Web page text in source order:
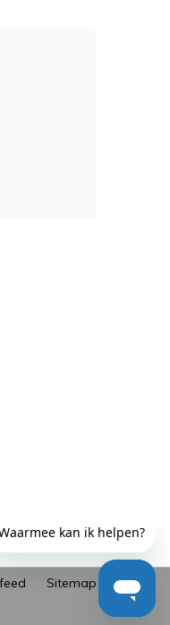
Sitemap